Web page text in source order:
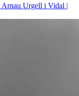
Arnau Urgell i Vidal |